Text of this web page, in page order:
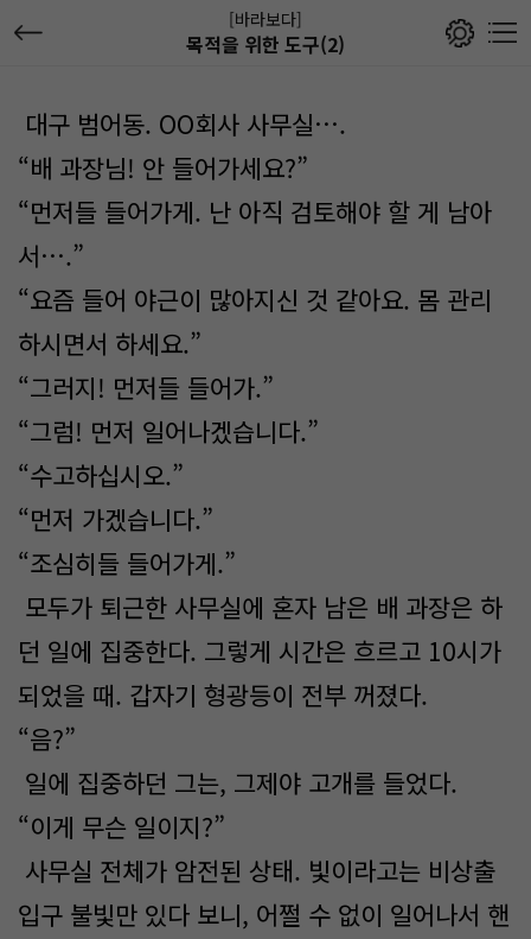
[바라보다]
목적을 위한 도구(2)
대구 범어동. OO회사 사무실….
“배 과장님! 안 들어가세요?”
“먼저들 들어가게. 난 아직 검토해야 할 게 남아
서….”
“요즘 들어 야근이 많아지신 것 같아요. 몸 관리
하시면서 하세요.”
“그러지! 먼저들 들어가.”
“그럼! 먼저 일어나겠습니다.”
“수고하십시오.”
“먼저 가겠습니다.”
“조심히들 들어가게.”
모두가 퇴근한 사무실에 혼자 남은 배 과장은 하
던 일에 집중한다. 그렇게 시간은 흐르고 10시가
되었을 때. 갑자기 형광등이 전부 꺼졌다.
“음?”
일에 집중하던 그는, 그제야 고개를 들었다.
“이게 무슨 일이지?”
사무실 전체가 암전된 상태. 빛이라고는 비상출
입구 불빛만 있다 보니, 어쩔 수 없이 일어나서 핸